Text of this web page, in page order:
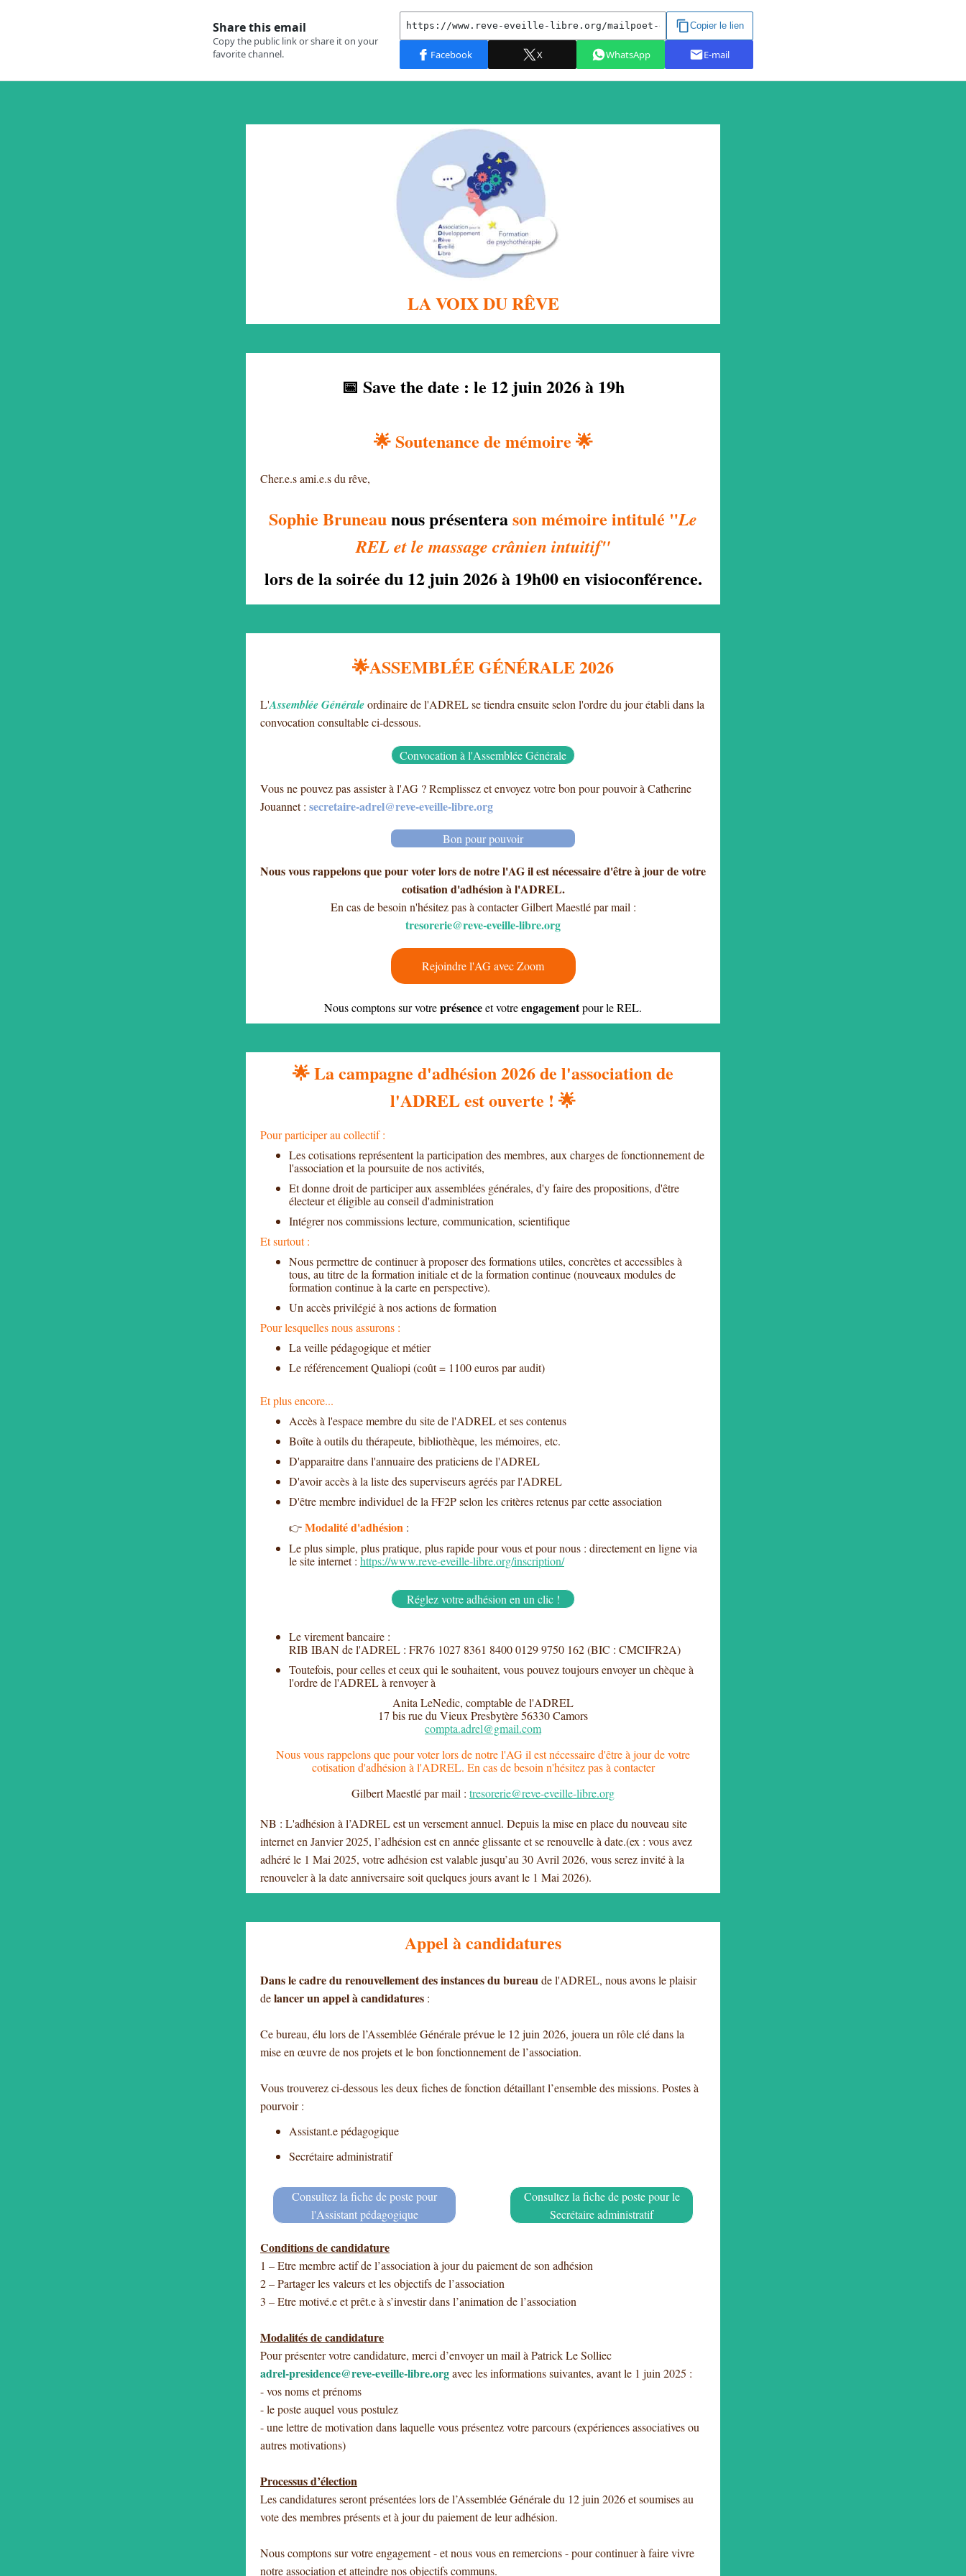
LA VOIX DU RÊVE
📅 Save the date : le 12 juin 2026 à 19h
🌟Soutenance de mémoire 🌟
Cher.e.s ami.e.s du rêve,
Sophie Bruneaunous présenterason mémoire intitulé "Le
REL et le massage crânien intuitif"
lors de la soirée du 12 juin 2026 à 19h00 en visioconférence.
🌟ASSEMBLÉE GÉNÉRALE 2026
L'Assemblée Généraleordinaire de l'ADREL se tiendra ensuite selon l'ordre du jour établi dans la
convocation consultable ci-dessous.
Convocation à l'Assemblée Générale
Vous ne pouvez pas assister à l'AG ? Remplissez et envoyez votre bon pour pouvoir à Catherine
Jouannet : secretaire-adrel@reve-eveille-libre.org
Bon pour pouvoir
Nous vous rappelons que pour voter lors de notre l'AG il est nécessaire d'être à jour de votre
cotisation d'adhésion à l'ADREL.
En cas de besoin n'hésitez pas à contacter Gilbert Maestlé par mail :
tresorerie@reve-eveille-libre.org
Rejoindre l'AG avec Zoom
Nous comptons sur votreprésenceet votreengagementpour le REL.
🌟 La campagne d'adhésion 2026 de l'association de
l'ADREL est ouverte ! 🌟
Pour participer au collectif :
Les cotisations représentent la participation des membres, aux charges de fonctionnement de
l'association et la poursuite de nos activités,
Et donne droit de participer aux assemblées générales, d'y faire des propositions, d'être
électeur et éligible au conseil d'administration
Intégrer nos commissions lecture, communication, scientifique
Et surtout :
Nous permettre de continuer à proposer des formations utiles, concrètes et accessibles à
tous, au titre de la formation initiale et de la formation continue (nouveaux modules de
formation continue à la carte en perspective).
Un accès privilégié à nos actions de formation
Pour lesquelles nous assurons :
La veille pédagogique et métier
Le référencement Qualiopi (coût = 1100 euros par audit)
Et plus encore...
Accès à l'espace membre du site de l'ADREL et ses contenus
Boîte à outils du thérapeute, bibliothèque, les mémoires, etc.
D'apparaitre dans l'annuaire des praticiens de l'ADREL
D'avoir accès à la liste des superviseurs agréés par l'ADREL
D'être membre individuel de la FF2P selon les critères retenus par cette association
👉 Modalité d'adhésion :
Le plus simple, plus pratique, plus rapide pour vous et pour nous : directement en ligne via
le site internet : https://www.reve-eveille-libre.org/inscription/
Réglez votre adhésion en un clic !
Le virement bancaire :
RIB IBAN de l'ADREL : FR76 1027 8361 8400 0129 9750 162 (BIC : CMCIFR2A)
Toutefois, pour celles et ceux qui le souhaitent, vous pouvez toujours envoyer un chèque à
l'ordre de l'ADREL à renvoyer à
Anita LeNedic, comptable de l'ADREL
17 bis rue du Vieux Presbytère 56330 Camors
compta.adrel@gmail.com
Nous vous rappelons que pour voter lors de notre l'AG il est nécessaire d'être à jour de votre
cotisation d'adhésion à l'ADREL. En cas de besoin n'hésitez pas à contacter
Gilbert Maestlé par mail : tresorerie@reve-eveille-libre.org
NB : L'adhésion à l’ADREL est un versement annuel. Depuis la mise en place du nouveau site
internet en Janvier 2025, l’adhésion est en année glissante et se renouvelle à date.(ex : vous avez
adhéré le 1 Mai 2025, votre adhésion est valable jusqu’au 30 Avril 2026, vous serez invité à la
renouveler à la date anniversaire soit quelques jours avant le 1 Mai 2026).
Appel à candidatures
Dans le cadre du renouvellement des instances du bureaude l'ADREL, nous avons le plaisir
delancer unappelàcandidatures :
Ce bureau, élu lors de l’Assemblée Générale prévue le 12 juin 2026, jouera un rôle clé dans la
mise en œuvre de nos projets et le bon fonctionnement de l’association.
Vous trouverez ci-dessous les deux fiches de fonction détaillant l’ensemble des missions. Postes à
pourvoir :
Assistant.e pédagogique
Secrétaire administratif
Consultez la fiche de poste pour
l'Assistant pédagogique
Consultez la fiche de poste pour le
Secrétaire administratif
Conditions decandidature
1 – Etre membre actif de l’association à jour du paiement de son adhésion
2 – Partager les valeurs et les objectifs de l’association
3 – Etre motivé.e et prêt.e à s’investir dans l’animation de l’association
Modalités decandidature
Pour présenter votrecandidature, merci d’envoyer un mail à Patrick Le Solliec
adrel-presidence@reve-eveille-libre.orgavec les informations suivantes, avant le 1 juin 2025 :
-vos noms et prénoms
-le poste auquel vous postulez
-une lettre de motivation dans laquelle vous présentez votre parcours (expériences associatives ou
autres motivations)
Processus d’élection
Lescandidaturesseront présentées lors de l’Assemblée Générale du 12juin 2026 et soumises au
vote des membres présents et à jour du paiement de leur adhésion.
Nous comptons sur votre engagement - et nous vous en remercions - pour continuer à faire vivre
notre association et atteindre nos objectifs communs.